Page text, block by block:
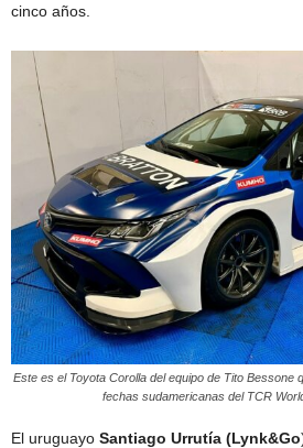
cinco años.
Este es el Toyota Corolla del equipo de Tito Bessone
fechas sudamericanas del TCR
El uruguayo Santiago Urrutía (Lynk&Go